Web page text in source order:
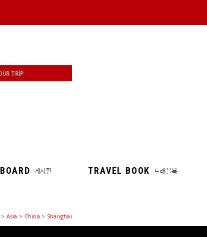
BOARD 게시판 TRAVEL BOOK 트래블북
> Asia > China > Shanghai